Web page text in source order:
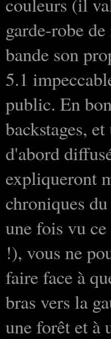
garde-robe
bande son
5.1
public. En
backstages,
d'abord
expliqueront
chroniques
une fois vu
!), vous ne
faire face à
bras vers la
une forêt et à